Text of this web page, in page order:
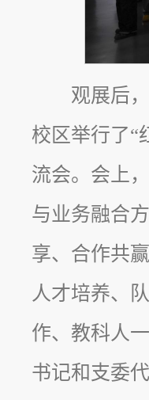
观展后
校区举行了“
流会。会上
与业务融合
享、合作共
人才培养、
作、教科人
书记和支委